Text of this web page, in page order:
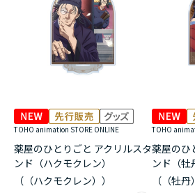
TOHO animation STORE ONLINE
薬屋のひとりごと アクリルスタ
ンド（ハクモクレン）
（（ハクモクレン））
TOHO
薬屋のひ
ンド（牡
（（牡丹